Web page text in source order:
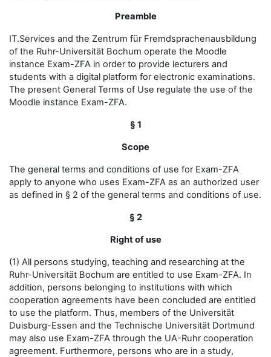
Preamble
IT.Services and the Zentrum für Fremdsprachenausbildung
of the Ruhr-Universität Bochum operate the Moodle
instance Exam-ZFA in order to provide lecturers and
students with a digital platform for electronic examinations.
The present General Terms of Use regulate the use of the
Moodle instance Exam-ZFA.
§ 1
Scope
The general terms and conditions of use for Exam-ZFA
apply to anyone who uses Exam-ZFA as an authorized user
as defined in § 2 of the general terms and conditions of use.
§ 2
Right of use
(1) All persons studying, teaching and researching at the
Ruhr-Universität Bochum are entitled to use Exam-ZFA. In
addition, persons belonging to institutions with which
cooperation agreements have been concluded are entitled
to use the platform. Thus, members of the Universität
Duisburg-Essen and the Technische Universität Dortmund
may also use Exam-ZFA through the UA-Ruhr cooperation
agreement. Furthermore, persons who are in a study,